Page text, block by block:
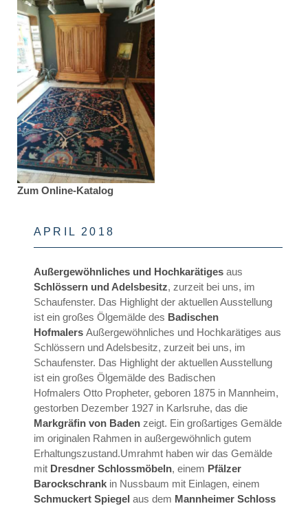
Zum Online-Katalog
APRIL 2018
Außergewöhnliches und Hochkarätiges aus
Schlössern und Adelsbesitz, zurzeit bei uns, im
Schaufenster. Das Highlight der aktuellen Ausstellung
ist ein großes Ölgemälde des Badischen
Hofmalers Außergewöhnliches und Hochkarätiges aus
Schlössern und Adelsbesitz, zurzeit bei uns, im
Schaufenster. Das Highlight der aktuellen Ausstellung
ist ein großes Ölgemälde des Badischen
Hofmalers Otto Propheter, geboren 1875 in Mannheim,
gestorben Dezember 1927 in Karlsruhe, das die
Markgräfin von Baden zeigt. Ein großartiges Gemälde
im originalen Rahmen in außergewöhnlich gutem
Erhaltungszustand.Umrahmt haben wir das Gemälde
mit Dresdner Schlossmöbeln, einem Pfälzer
Barockschrank in Nussbaum mit Einlagen, einem
Schmuckert Spiegel aus dem Mannheimer Schloss